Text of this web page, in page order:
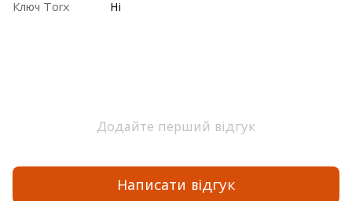
Ключ Torx Ні
Додайте перший відгук
Написати відгук